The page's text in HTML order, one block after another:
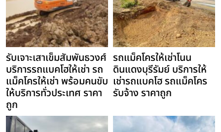
รับเจาะเสาเข็มสัมพันธวงศ์
บริการรถแบคโฮให้เช่า รถ
แม็คโครให้เช่า พร้อมคนขับ
ให้บริการทั่วประเทศ ราคา
ถูก
รถแม็คโครให้เช่าโนน
ดินแดงบุรีรัมย์ บริการให้
เช่ารถแบคโฮ รถแม็คโคร
รับจ้าง ราคาถูก